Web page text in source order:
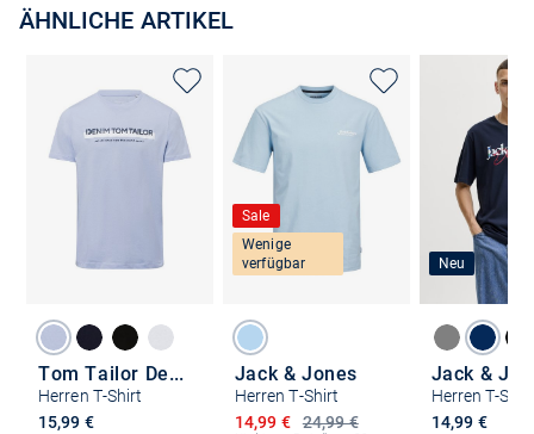
ÄHNLICHE ARTIKEL
Tom Tailor Denim
Herren T-Shirt
15,99 €
Sale
Wenige
verfügbar
Jack & Jones
Herren T-Shirt
24,99 €
Ermäßigter Preis
14,99 €
Neu
Jack &
Herren T-Shirt
14,99 €